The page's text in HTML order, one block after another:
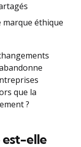
marque éthique
que la
?
est-elle